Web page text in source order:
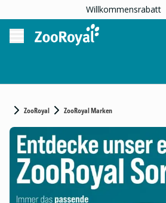
Willkommensrabatt
ZooRoyal ZooRoyal Marken